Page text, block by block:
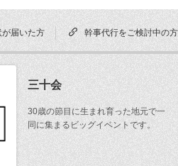
届いた方 幹事代行をご検討中の方
三十会
30歳の節目に生まれ育った地元で一
同に集まるビッグイベントです。